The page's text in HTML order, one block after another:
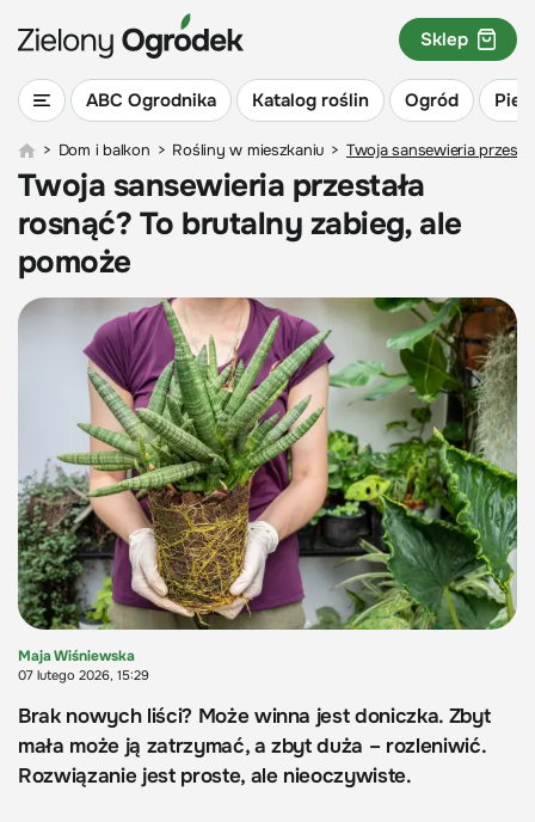
ABC Ogrodnika Katalog roślin Ogród
Sklep
> Dom i balkon > Rośliny w mieszkaniu > Twoja sansewieria
Twoja sansewieria przestała
rosnąć? To brutalny zabieg, ale
pomoże
Maja Wiśniewska
07 lutego 2026, 15:29
Brak nowych liści? Może winna jest doniczka. Zbyt
mała może ją zatrzymać, a zbyt duża – rozleniwić.
Rozwiązanie jest proste, ale nieoczywiste.